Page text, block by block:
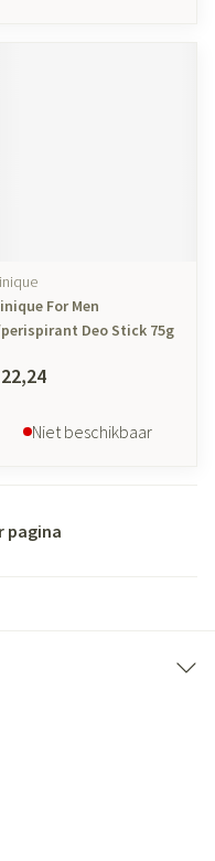
For Men
Deo Stick 75g
Niet beschikbaar
pagina